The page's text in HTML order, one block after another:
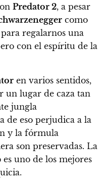
Predator 2, a pesar
como
regalarnos una
con el espíritu de la
en varios sentidos,
un lugar de caza tan
jungla
de eso perjudica a la
y la fórmula
son preservadas. La
uno de los mejores